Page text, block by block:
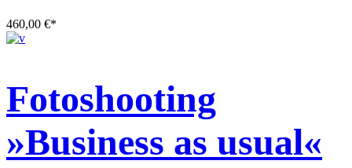
460,00 €*
Fotoshooting
»Business as usual«